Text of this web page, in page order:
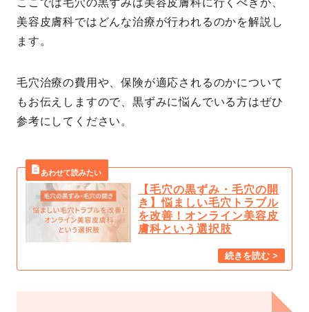
ここでは毛穴の黒ずみは美容皮膚科に行くべきか、
美容皮膚科ではどんな治療が行われるのかを解説し
ます。
毛穴治療の費用や、保険が適応されるのかについて
もお伝えしますので、黒ずみに悩んでいる方はぜひ
参考にしてください。
【毛穴の黒ずみ・毛穴の開
き】悩ましい毛穴トラブル
を改善！オンライン美容皮
膚科という選択肢